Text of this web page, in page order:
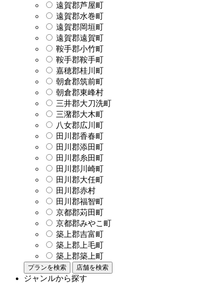
遠賀郡芦屋町
遠賀郡水巻町
遠賀郡岡垣町
遠賀郡遠賀町
鞍手郡小竹町
鞍手郡鞍手町
嘉穂郡桂川町
朝倉郡筑前町
朝倉郡東峰村
三井郡大刀洗町
三潴郡大木町
八女郡広川町
田川郡香春町
田川郡添田町
田川郡糸田町
田川郡川崎町
田川郡大任町
田川郡赤村
田川郡福智町
京都郡苅田町
京都郡みやこ町
築上郡吉富町
築上郡上毛町
築上郡築上町
プランを検索 店舗を検索
ジャンルから探す